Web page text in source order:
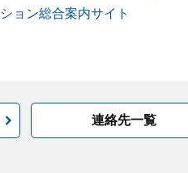
ション総合案内サイト
連絡先一覧